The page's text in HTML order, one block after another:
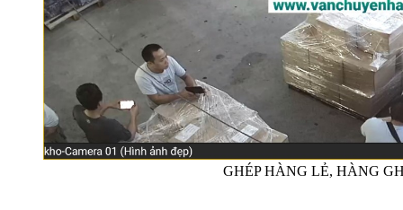
GHÉP HÀNG LẺ, HÀNG